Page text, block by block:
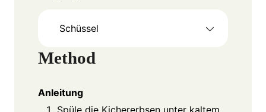
Schüssel
Method
Anleitung
Spüle die Kichererbsen unter kaltem